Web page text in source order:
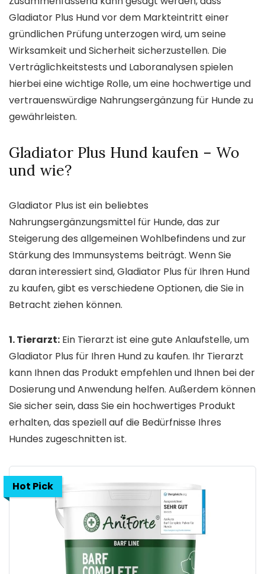
Gladiator Plus Hund vor dem Markteintritt einer
gründlichen Prüfung unterzogen wird, um seine
Wirksamkeit und Sicherheit sicherzustellen. Die
Verträglichkeitstests und Laboranalysen spielen
hierbei eine wichtige Rolle, um eine hochwertige und
vertrauenswürdige Nahrungsergänzung für Hunde zu
gewährleisten.
Gladiator Plus Hund kaufen – Wo
und wie?
Gladiator Plus ist ein beliebtes
Nahrungsergänzungsmittel für Hunde, das zur
Steigerung des allgemeinen Wohlbefindens und zur
Stärkung des Immunsystems beiträgt. Wenn Sie
daran interessiert sind, Gladiator Plus für Ihren Hund
zu kaufen, gibt es verschiedene Optionen, die Sie in
Betracht ziehen können.
1. Tierarzt: Ein Tierarzt ist eine gute Anlaufstelle, um
Gladiator Plus für Ihren Hund zu kaufen. Ihr Tierarzt
kann Ihnen das Produkt empfehlen und Ihnen bei der
Dosierung und Anwendung helfen. Außerdem können
Sie sicher sein, dass Sie ein hochwertiges Produkt
erhalten, das speziell auf die Bedürfnisse Ihres
Hundes zugeschnitten ist.
Hot Pick